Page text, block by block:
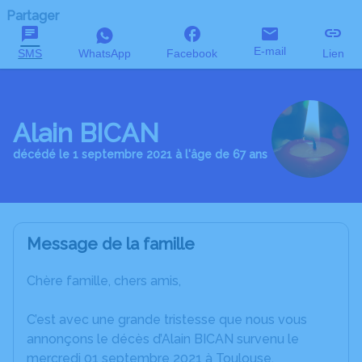
Partager
SMS WhatsApp Facebook E-mail Lien
Alain BICAN
décédé le 1 septembre 2021 à l'âge de 67 ans
Message de la famille
Chère famille, chers amis,
C’est avec une grande tristesse que nous vous
annonçons le décès d’Alain BICAN survenu le
mercredi 01 septembre 2021 à Toulouse.